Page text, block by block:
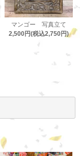
マンゴー 写真立て
2,500円(税込2,750円)